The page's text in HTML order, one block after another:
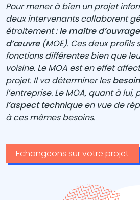
Pour mener à bien un projet
deux intervenants collaborent
étroitement :le maître d’ouvrage
d’œuvre(MOE). Ces deux profils
fonctions différentes bien que
voisine. Le MOA est en effet
projet. Il va déterminer les
l’entreprise. Le MOA, quant à
l’aspect techniqueen vue de
à ces mêmes besoins.
Echangeons sur votre projet